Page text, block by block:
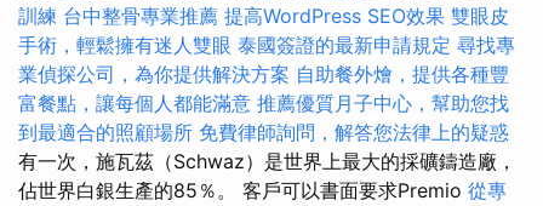
訓練 台中整骨專業推薦 提高WordPress SEO效果 雙眼皮
手術，輕鬆擁有迷人雙眼 泰國簽證的最新申請規定 尋找專
業偵探公司，為你提供解決方案 自助餐外燴，提供各種豐
富餐點，讓每個人都能滿意 推薦優質月子中心，幫助您找
到最適合的照顧場所 免費律師詢問，解答您法律上的疑惑
有一次，施瓦茲（Schwaz）是世界上最大的採礦鑄造廠，
佔世界白銀生產的85％。 客戶可以書面要求Premio 從專